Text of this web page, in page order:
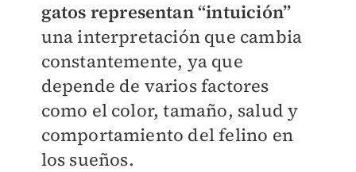
gatos representan “intuición”
una interpretación que cambia
constantemente, ya que
depende de varios factores
como el color, tamaño, salud y
comportamiento del felino en
los sueños.